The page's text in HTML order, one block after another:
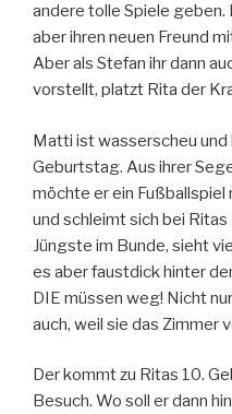
andere tolle Spiele
aber ihren neuen Freund
Aber als Stefan ihr dann
vorstellt, platzt Rita der
Matti ist wasserscheu und
Geburtstag. Aus ihrer
möchte er ein
und schleimt sich bei
Jüngste im Bunde, sieht
es aber faustdick hinter
DIE müssen weg! Nicht
auch, weil sie das Zimmer
Der kommt zu Ritas 10.
Besuch. Wo soll er dann